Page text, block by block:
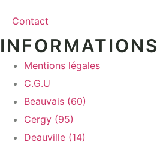
Contact
INFORMATIONS
Mentions légales
C.G.U
Beauvais (60)
Cergy (95)
Deauville (14)